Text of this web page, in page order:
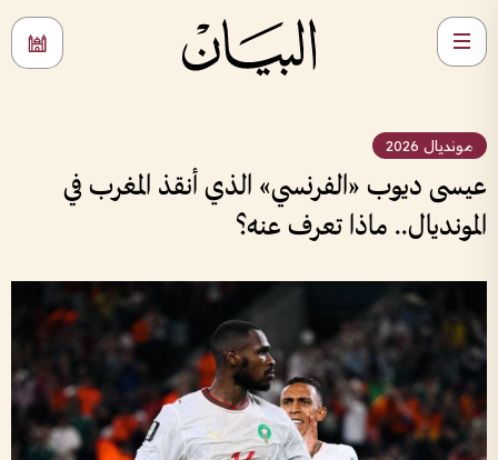
مونديال 2026
عيسى ديوب «الفرنسي» الذي أنقذ المغرب في
المونديال.. ماذا تعرف عنه؟